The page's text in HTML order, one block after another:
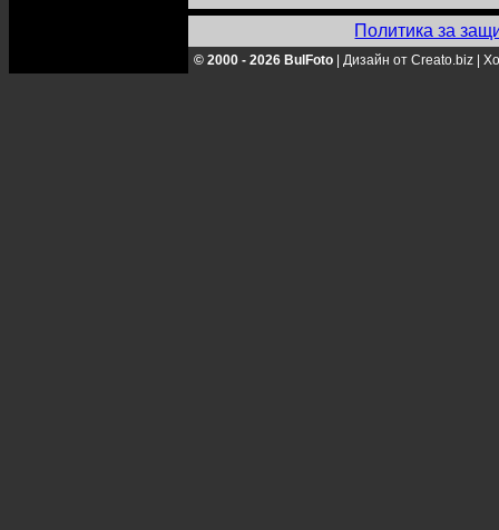
Политика за
© 2000 - 2026 BulFoto Дизайн от Creato.biz